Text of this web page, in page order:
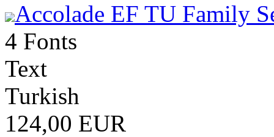
Accolade EF TU Family
4 Fonts
Text
Turkish
124,00 EUR